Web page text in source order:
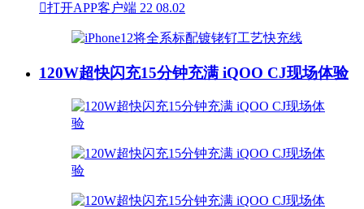
打开APP客户端 22 08.02
120W超快闪充15分钟充满 iQOO CJ现场体验